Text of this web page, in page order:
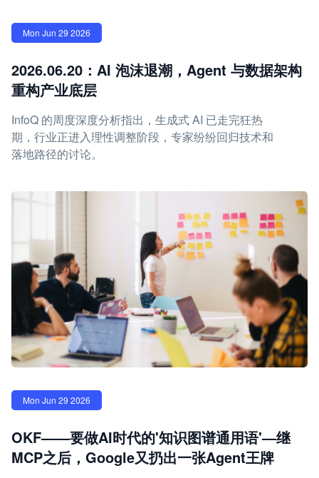
Mon Jun 29 2026
2026.06.20：AI 泡沫退潮，Agent 与数据架构
重构产业底层
InfoQ 的周度深度分析指出，生成式 AI 已走完狂热
期，行业正进入理性调整阶段，专家纷纷回归技术和
落地路径的讨论。
Mon Jun 29 2026
OKF——要做AI时代的'知识图谱通用语'—继
MCP之后，Google又扔出一张Agent王牌